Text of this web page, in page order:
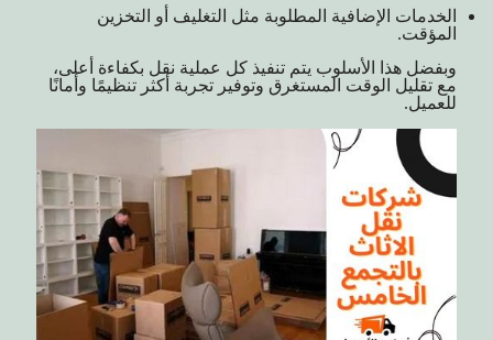
الخدمات الإضافية المطلوبة مثل التغليف أو التخزين
المؤقت.
وبفضل هذا الأسلوب يتم تنفيذ كل عملية نقل بكفاءة أعلى،
مع تقليل الوقت المستغرق وتوفير تجربة أكثر تنظيمًا وأمانًا
للعميل.